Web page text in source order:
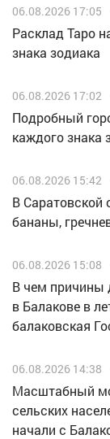
06.08.2026 17:05
Расклад Таро
знака зодиака
06.08.2026 17:02
Подробный
каждого знака
06.08.2026 15:42
В Саратовской
бананы,
06.08.2026 15:08
В чем причины
в Балакове в
балаковская
06.08.2026 14:38
Масштабный
сельских
начали с